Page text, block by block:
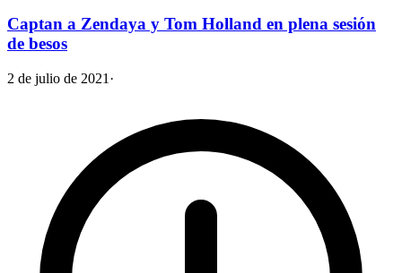
Captan a Zendaya y Tom Holland en plena sesión
de besos
2 de julio de 2021 ·